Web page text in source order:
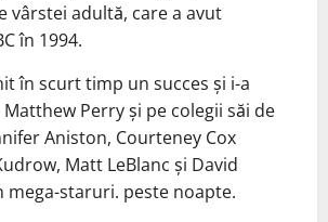
vârstei adultă, care a avut
în 1994.
în scurt timp un succes și i-a
Perry și pe colegii săi de
Aniston, Courteney Cox
Matt LeBlanc și David
mega-staruri. peste noapte.